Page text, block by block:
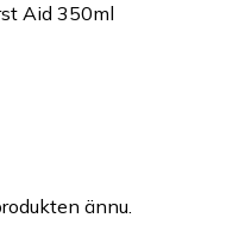
Aid 350ml
ännu.